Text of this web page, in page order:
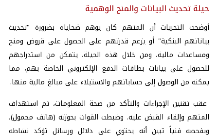
حيلة تحديث البيانات والمنح الوهمية
أوضحت التحريات أن المتهم كان يوهم ضحاياه بضرورة "تحديث
بياناتهم البنكية" أو يزعم قدرتهم على الحصول على قروض ومنح
ومساعدات مالية، ومن خلال هذه الحيلة، يتمكن من استدراجهم
للحصول على بيانات بطاقات الدفع الإلكتروني الخاصة بهم، مما
يمكنه من الوصول إلى حساباتهم والاستيلاء على مبالغ مالية منها.
عقب تقنين الإجراءات والتأكد من صحة المعلومات، تم استهداف
المتهم وإلقاء القبض عليه. وضبطت القوات بحوزته (هاتف محمول)،
وبفحصه فنياً تبين أنه يحتوي على دلائل ورسائل تؤكد نشاطه